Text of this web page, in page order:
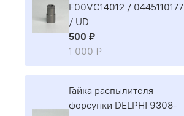
F00VC14012 / 0445110177
/ UD
500 ₽
1 000 ₽
Гайка распылителя
форсунки DELPHI 9308-